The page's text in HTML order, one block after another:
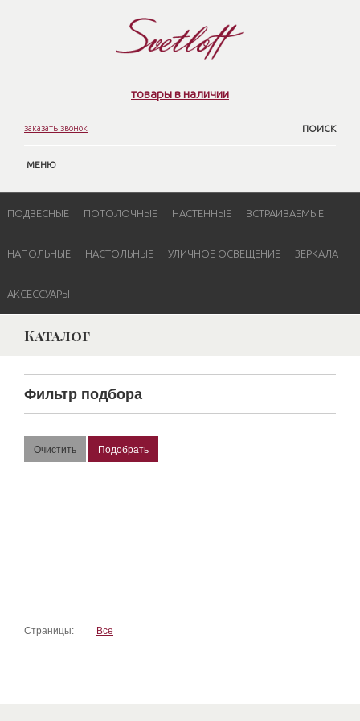
товары в наличии
заказать звонок ПОИСК
МЕНЮ
ПОДВЕСНЫЕ ПОТОЛОЧНЫЕ НАСТЕННЫЕ ВСТРАИВАЕМЫЕ
НАПОЛЬНЫЕ НАСТОЛЬНЫЕ УЛИЧНОЕ ОСВЕЩЕНИЕ ЗЕРКАЛА
АКСЕССУАРЫ
Каталог
Фильтр подбора
Страницы: Все